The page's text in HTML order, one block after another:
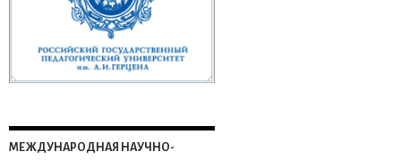
МЕЖДУНАРОДНАЯ НАУЧНО-